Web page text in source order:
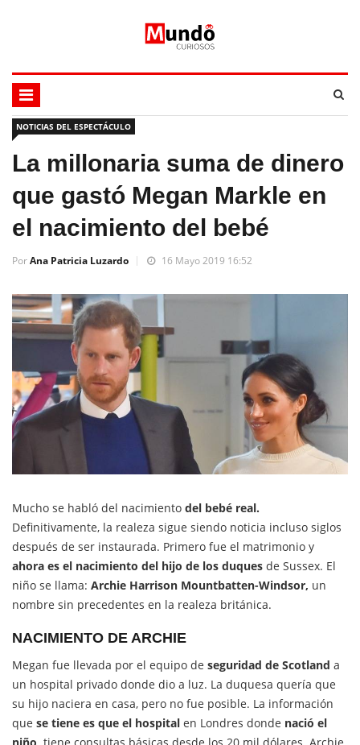
NOTICIAS DEL ESPECTÁCULO
La millonaria suma de dinero
que gastó Megan Markle en
el nacimiento del bebé
PorAna Patricia Luzardo 16 Mayo 2019 16:52
Mucho se habló del nacimiento del bebé real.
Definitivamente, la realeza sigue siendo noticia incluso siglos
después de ser instaurada. Primero fue el matrimonio y
ahora es el nacimiento del hijo de los duques de Sussex. El
niño se llama: Archie Harrison Mountbatten-Windsor, un
nombre sin precedentes en la realeza británica.
NACIMIENTO DE ARCHIE
Megan fue llevada por el equipo de seguridad de Scotland a
un hospital privado donde dio a luz. La duquesa quería que
su hijo naciera en casa, pero no fue posible. La información
que se tiene es que el hospital en Londres donde nació el